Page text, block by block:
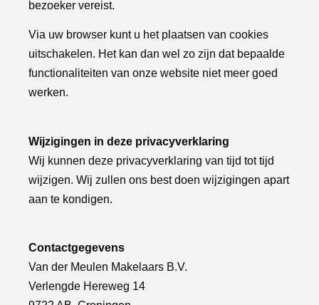
bezoeker vereist.
Via uw browser kunt u het plaatsen van cookies
uitschakelen. Het kan dan wel zo zijn dat bepaalde
functionaliteiten van onze website niet meer goed
werken.
Wijzigingen in deze privacyverklaring
Wij kunnen deze privacyverklaring van tijd tot tijd
wijzigen. Wij zullen ons best doen wijzigingen apart
aan te kondigen.
Contactgegevens
Van der Meulen Makelaars B.V.
Verlengde Hereweg 14